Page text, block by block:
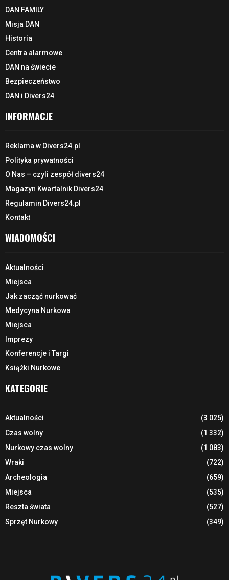
DAN FAMILY
Misja DAN
Historia
Centra alarmowe
DAN na świecie
Bezpieczeństwo
DAN i Divers24
INFORMACJE
Reklama w Divers24.pl
Polityka prywatności
O Nas – czyli zespół divers24
Magazyn Kwartalnik Divers24
Regulamin Divers24.pl
Kontakt
WIADOMOŚCI
Aktualności
Miejsca
Jak zacząć nurkować
Medycyna Nurkowa
Miejsca
Imprezy
Konferencje i Targi
Książki Nurkowe
KATEGORIE
Aktualności
(3 025)
Czas wolny
(1 332)
Nurkowy czas wolny
(1 083)
Wraki
(722)
Archeologia
(659)
Miejsca
(535)
Reszta świata
(527)
Sprzęt Nurkowy
(349)